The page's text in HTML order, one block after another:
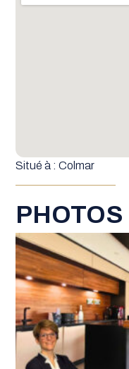
Situé à : Colmar
PHOTOS